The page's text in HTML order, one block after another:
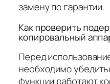
замену по гарантии.
Как проверить
копировальный
Перед
необходимо
функции работают